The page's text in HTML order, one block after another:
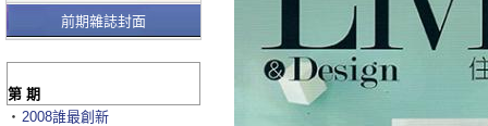
前期雜誌封面
第 期
‧ 2008誰最創新